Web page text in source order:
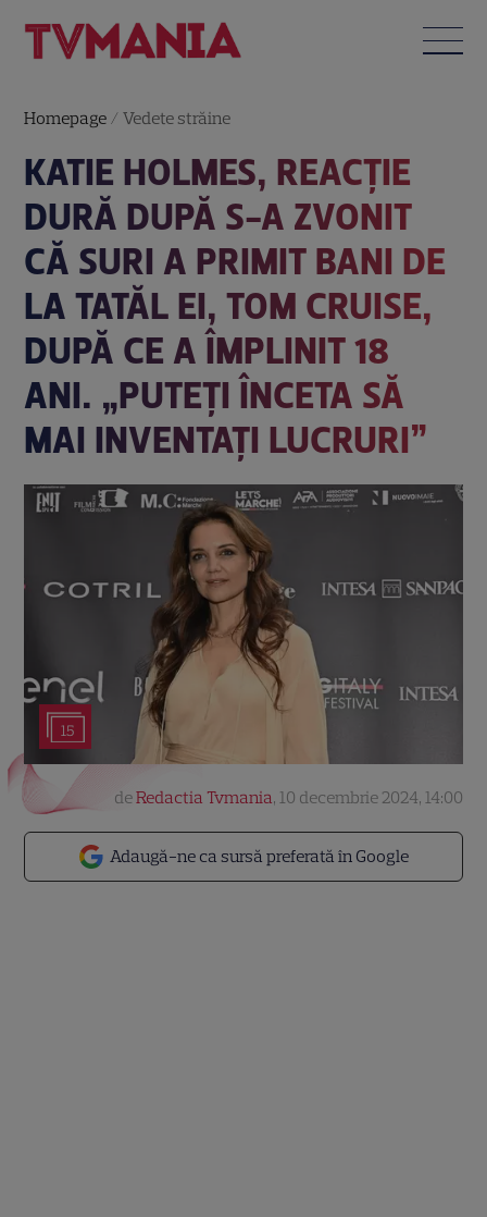
Homepage /Vedete străine
KATIE HOLMES, REACȚIE
DURĂ DUPĂ S-A ZVONIT
CĂ SURI A PRIMIT BANI DE
LA TATĂL EI, TOM CRUISE,
DUPĂ CE A ÎMPLINIT 18
ANI. „PUTEȚI ÎNCETA SĂ
MAI INVENTAȚI LUCRURI”
15
Adaugă-ne ca sursă preferată în Google
deRedactia Tvmania, 10 decembrie 2024, 14:00